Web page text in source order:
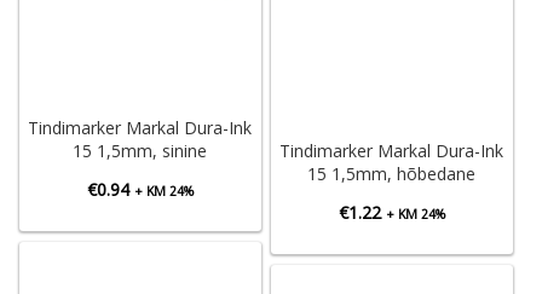
Tindimarker Markal Dura-Ink
15 1,5mm, sinine
€0.94 + KM 24%
Tindimarker Markal Dura-Ink
15 1,5mm, hõbedane
€1.22 + KM 24%